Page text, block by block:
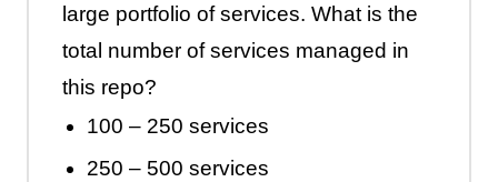
large portfolio of services. What is the
total number of services managed in
this repo?
100 – 250 services
250 – 500 services